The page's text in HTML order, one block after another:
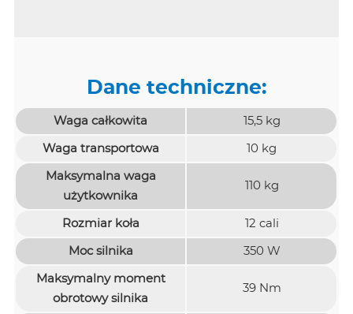
Dane techniczne:
Waga całkowita 15,5 kg
Waga transportowa 10 kg
Maksymalna waga
użytkownika
110 kg
Rozmiar koła 12 cali
Moc silnika 350 W
Maksymalny moment
obrotowy silnika
39 Nm